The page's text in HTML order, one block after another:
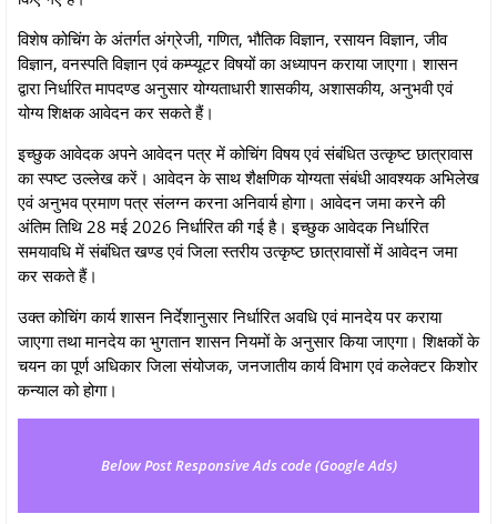
विशेष कोचिंग के अंतर्गत अंग्रेजी, गणित, भौतिक विज्ञान, रसायन विज्ञान, जीव
विज्ञान, वनस्पति विज्ञान एवं कम्प्यूटर विषयों का अध्यापन कराया जाएगा। शासन
द्वारा निर्धारित मापदण्ड अनुसार योग्यताधारी शासकीय, अशासकीय, अनुभवी एवं
योग्य शिक्षक आवेदन कर सकते हैं।
इच्छुक आवेदक अपने आवेदन पत्र में कोचिंग विषय एवं संबंधित उत्कृष्ट छात्रावास
का स्पष्ट उल्लेख करें। आवेदन के साथ शैक्षणिक योग्यता संबंधी आवश्यक अभिलेख
एवं अनुभव प्रमाण पत्र संलग्न करना अनिवार्य होगा। आवेदन जमा करने की
अंतिम तिथि 28 मई 2026 निर्धारित की गई है। इच्छुक आवेदक निर्धारित
समयावधि में संबंधित खण्ड एवं जिला स्तरीय उत्कृष्ट छात्रावासों में आवेदन जमा
कर सकते हैं।
उक्त कोचिंग कार्य शासन निर्देशानुसार निर्धारित अवधि एवं मानदेय पर कराया
जाएगा तथा मानदेय का भुगतान शासन नियमों के अनुसार किया जाएगा। शिक्षकों के
चयन का पूर्ण अधिकार जिला संयोजक, जनजातीय कार्य विभाग एवं कलेक्टर किशोर
कन्याल को होगा।
Below Post Responsive Ads code (Google Ads)